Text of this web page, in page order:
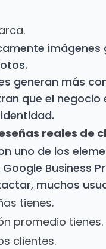
imágenes
generan más
que el negocio
reales de
uno de los
Business
muchos
tienes.
promedio tienes.
clientes.